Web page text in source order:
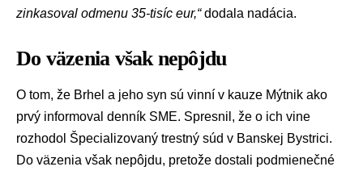
zinkasoval odmenu 35-tisíc eur,“dodala nadácia.
Do väzenia však nepôjdu
O tom, že Brhel a jeho syn sú vinní v kauze Mýtnik ako
prvý informoval denník SME. Spresnil, že o ich vine
rozhodol Špecializovaný trestný súd v Banskej Bystrici.
Do väzenia však nepôjdu, pretože dostali podmienečné